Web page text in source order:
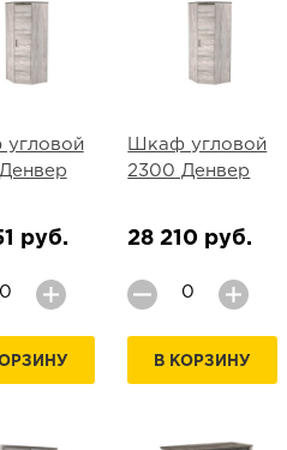
угловой
руб.
Шкаф угловой
2300 Денвер
28 210 руб.
В КОРЗИНУ